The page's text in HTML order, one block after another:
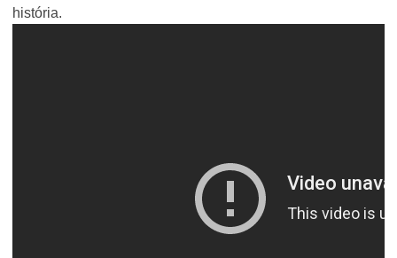
história.